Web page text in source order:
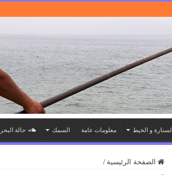
السنارة و الخيط معلومات عامة السمك حالة البحر
الصفحة الرئيسية /